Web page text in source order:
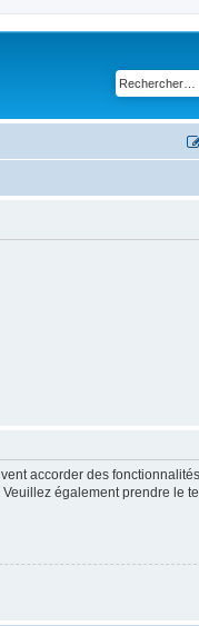
accorder des
également prendre le